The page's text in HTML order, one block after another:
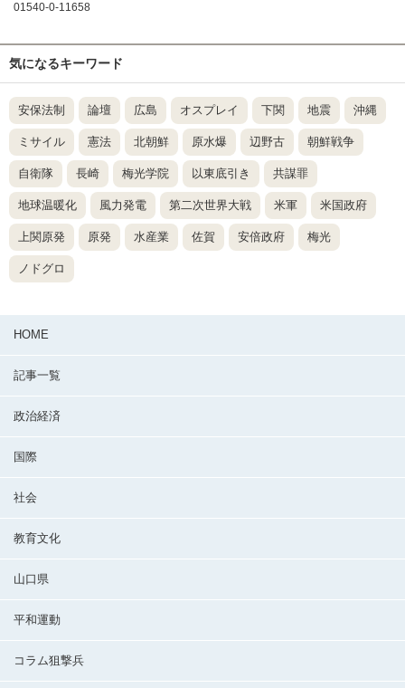
01540-0-11658
気になるキーワード
安保法制 論壇 広島 オスプレイ 下関 地震 沖縄
ミサイル 憲法 北朝鮮 原水爆 辺野古 朝鮮戦争
自衛隊 長崎 梅光学院 以東底引き 共謀罪
地球温暖化 風力発電 第二次世界大戦 米軍 米国政府
上関原発 原発 水産業 佐賀 安倍政府 梅光
ノドグロ
HOME
記事一覧
政治経済
国際
社会
教育文化
山口県
平和運動
コラム狙撃兵